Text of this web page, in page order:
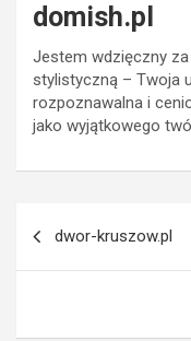
domish.pl
Jestem wdzięczny
stylistyczną – Twoja
rozpoznawalna i
jako wyjątkowego
dwor-kruszow.pl